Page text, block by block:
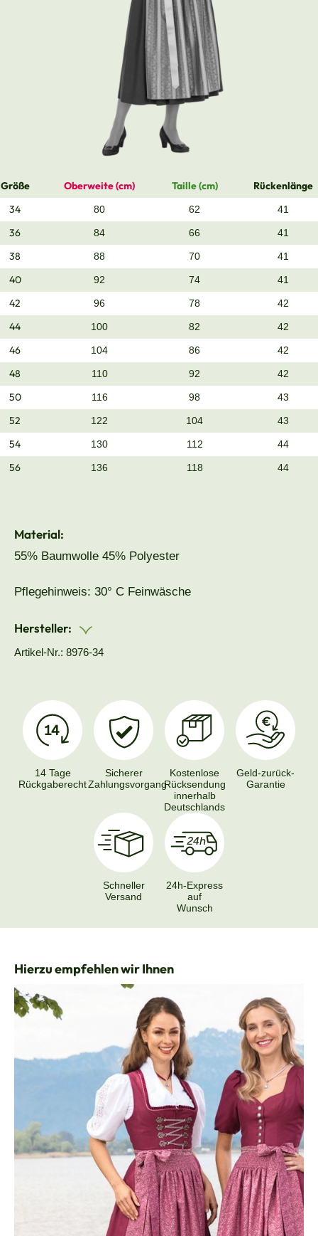
Größe Oberweite (cm) Taille (cm)
Rückenlänge
34
80 62 41
36 84 66 41
38 88 70 41
40 92 74 41
42 96 78 42
44 100 82 42
46 104 86 42
48 110 92 42
50 116 98 43
52 122 104 43
54 130 112 44
56 136 118 44
Material:
55% Baumwolle 45% Polyester
Pflegehinweis: 30° C Feinwäsche
Hersteller:
Artikel-Nr.: 8976-34
14 Tage
Rückgaberecht
Sicherer
Zahlungsvorgang
Kostenlose
Rücksendung
innerhalb
Deutschlands
Geld-zurück-
Garantie
Schneller
Versand
24h-Express
auf
Wunsch
Produktgalerie überspringen
Hierzu empfehlen wir Ihnen